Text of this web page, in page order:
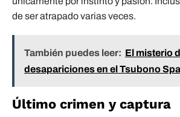
de ser atrapado varias veces.
También puedes leer: El misterio
desapariciones en el Tsubono Spa
Último crimen y captura